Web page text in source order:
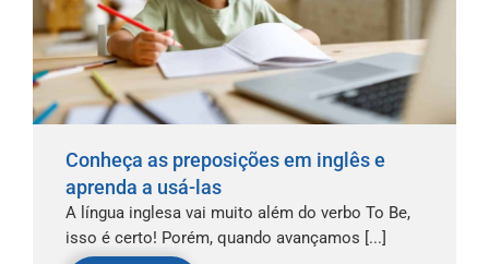
Conheça as preposições em inglês e
aprenda a usá-las
A língua inglesa vai muito além do verbo To Be,
isso é certo! Porém, quando avançamos [...]